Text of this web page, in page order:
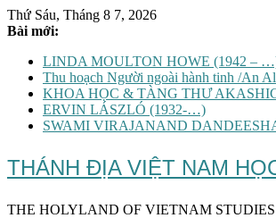
Thứ Sáu, Tháng 8 7, 2026
Bài mới:
LINDA MOULTON HOWE (1942 –
Thu hoạch Người ngoài hành tinh /An
KHOA HỌC & TÀNG THƯ AKASHIC
ERVIN LÁSZLÓ (1932-…)
SWAMI VIRAJANAND
THÁNH ĐỊA VIỆT NAM
THE HOLYLAND OF VIETNAM STUDIES